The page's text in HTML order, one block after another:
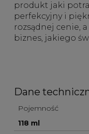
produkt jaki
perfekcyjny i
rozsądnej cenie,
biznes, jakiego
Dane
Pojemność
118 ml